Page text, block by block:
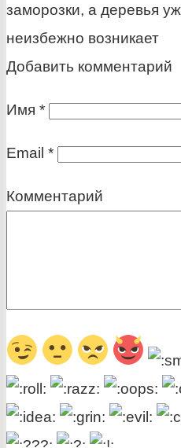
заморозки, а деревья
неизбежно возникает
Добавить комментарий
Имя *
Email *
Комментарий